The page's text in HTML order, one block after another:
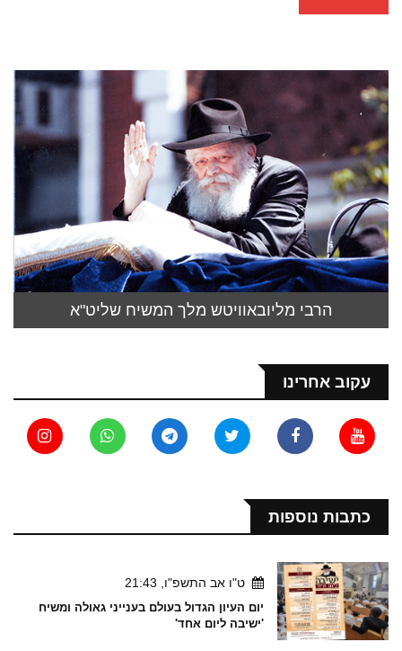
הרבי מליובאוויטש מלך המשיח שליט"א
עקוב אחרינו
כתבות נוספות
ט"ו אב התשפ"ו, 21:43
יום העיון הגדול בעולם בענייני גאולה ומשיח
'ישיבה ליום אחד'